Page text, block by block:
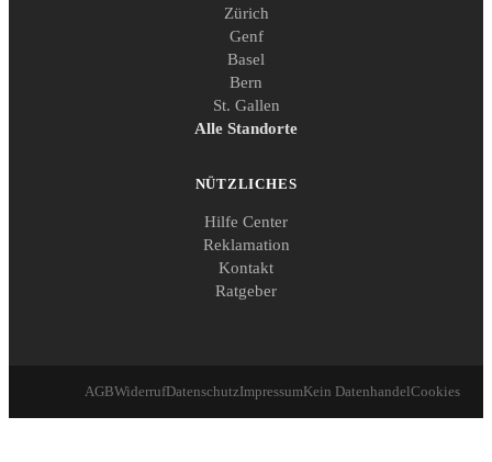
Zürich
Genf
Basel
Bern
St. Gallen
Alle Standorte
NÜTZLICHES
Hilfe Center
Reklamation
Kontakt
Ratgeber
AGBWiderrufDatenschutzImpressumKein DatenhandelCookies